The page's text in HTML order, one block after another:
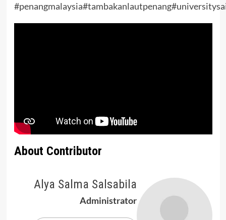
#penangmalaysia#tambakanlautpenang
About Contributor
Alya Salma Salsabila
Administrator